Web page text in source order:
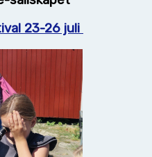
23-26 juli